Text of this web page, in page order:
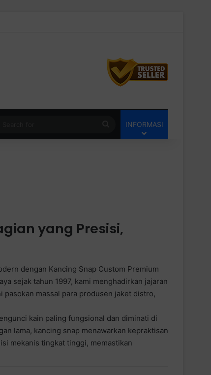
Search
for
INFORMASI
yang Presisi,
dengan Kancing Snap Custom Premium
sejak tahun 1997, kami menghadirkan jajaran
massal para produsen jaket distro,
kain paling fungsional dan diminati di
lama, kancing snap menawarkan kepraktisan
mekanis tingkat tinggi, memastikan